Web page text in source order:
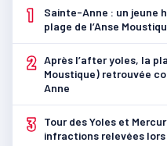
1
Sainte-Anne : un jeune
plage de l’Anse
2 Après l’after yoles, la
Moustique) retrouvée
Anne
3
Tour des Yoles et
infractions relevées